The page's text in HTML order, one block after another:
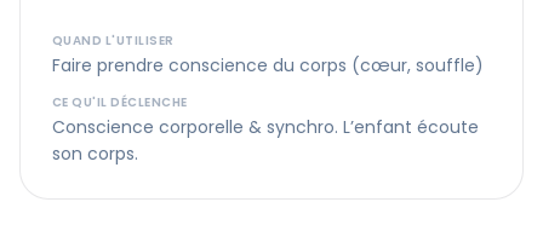
QUAND L'UTILISER
Faire prendre conscience du corps (cœur, souffle)
CE QU'IL DÉCLENCHE
Conscience corporelle & synchro. L’enfant écoute
son corps.